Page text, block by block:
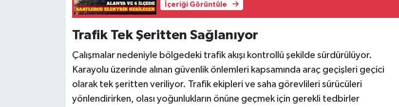
İçeriği Görüntüle
Trafik Tek Şeritten Sağlanıyor
Çalışmalar nedeniyle bölgedeki trafik akışı kontrollü şekilde sürdürülüyor.
Karayolu üzerinde alınan güvenlik önlemleri kapsamında araç geçişleri geçici
olarak tek şeritten veriliyor. Trafik ekipleri ve saha görevlileri sürücüleri
yönlendirirken, olası yoğunlukların önüne geçmek için gerekli tedbirler